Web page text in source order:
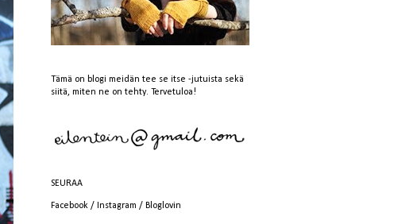
Tämä on blogi meidän tee se itse -jutuista sekä
siitä, miten ne on tehty. Tervetuloa!
SEURAA
Facebook / Instagram / Bloglovin